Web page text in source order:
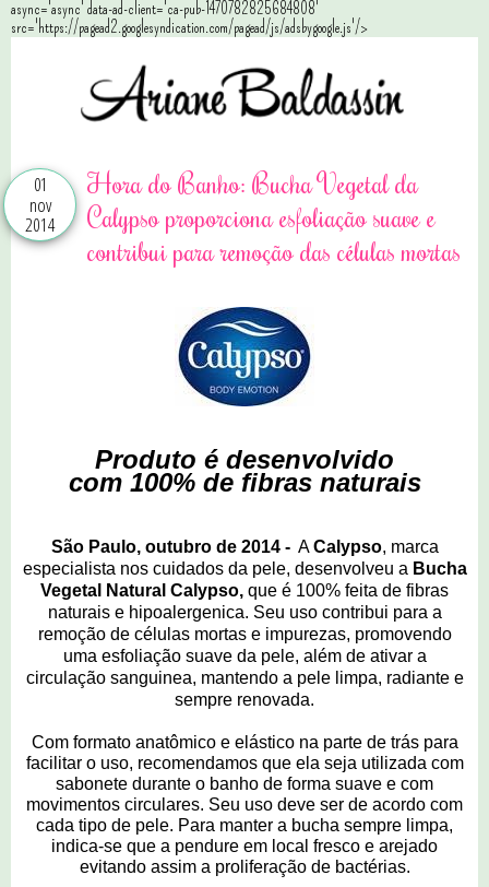
async='async' data-ad-client='ca-pub-1470782825684808'
src='https://pagead2.googlesyndication.com/pagead/js/adsbygoogle.js'/>
01
nov
2014
Hora do Banho: Bucha Vegetal da
Calypso proporciona esfoliação suave e
contribui para remoção das células mortas
Produto é desenvolvido
com 100% de fibras naturais
São Paulo, outubro de 2014 -ACalypso, marca
especialista nos cuidados da pele, desenvolveu a Bucha
Vegetal Natural Calypso, que é 100% feita de fibras
naturais e hipoalergenica. Seu uso contribui para a
remoção de células mortas e impurezas, promovendo
uma esfoliação suave da pele, além de ativar a
circulação sanguinea, mantendo a pele limpa, radiante e
sempre renovada.
Com formato anatômico e elástico na parte de trás para
facilitar o uso, recomendamos que ela seja utilizada com
sabonete durante o banho de forma suave e com
movimentos circulares. Seu uso deve ser de acordo com
cada tipo de pele. Para manter a bucha sempre limpa,
indica-se que a pendure em local fresco e arejado
evitando assim a proliferação de bactérias.